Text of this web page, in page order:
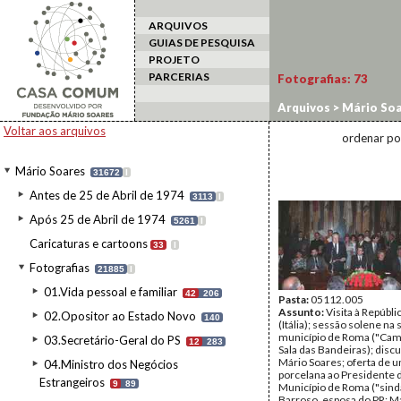
ARQUIVOS
GUIAS DE PESQUISA
PROJETO
PARCERIAS
Voltar aos arquivos
Mário Soares 31672 I
Antes de 25 de Abril de 1974 3113 I
Após 25 de Abril de 1974 5261 I
Caricaturas e cartoons 33 I
Fotografias 21885 I
01.Vida pessoal e familiar 42 206
02.Opositor ao Estado Novo 140
03.Secretário-Geral do PS 12 283
04.Ministro dos Negócios
Estrangeiros
9 89
Fotografias: 73
Arquivos > Mário
estrangeiro>Itália/
ordenar
Pasta:05112.005
Assunto:Visita à
(Itália); sessão solene na
município de Roma
Sala das Bandeiras);
Mário Soares; oferta de
porcelana ao Presidente
Município de Roma